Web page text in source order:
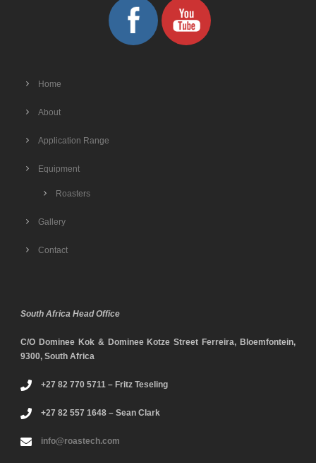
Home
About
Application Range
Equipment
Roasters
Gallery
Contact
South Africa Head Office
C/O Dominee Kok & Dominee Kotze Street Ferreira, Bloemfontein,
9300, South Africa
+27 82 770 5711 – Fritz Teseling
+27 82 557 1648 – Sean Clark
info@roastech.com